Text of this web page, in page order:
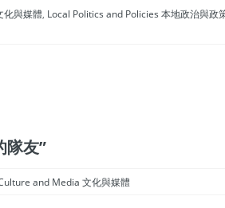
與媒體, Local Politics and Policies 本地政治與政
隊友”
and Media 文化與媒體